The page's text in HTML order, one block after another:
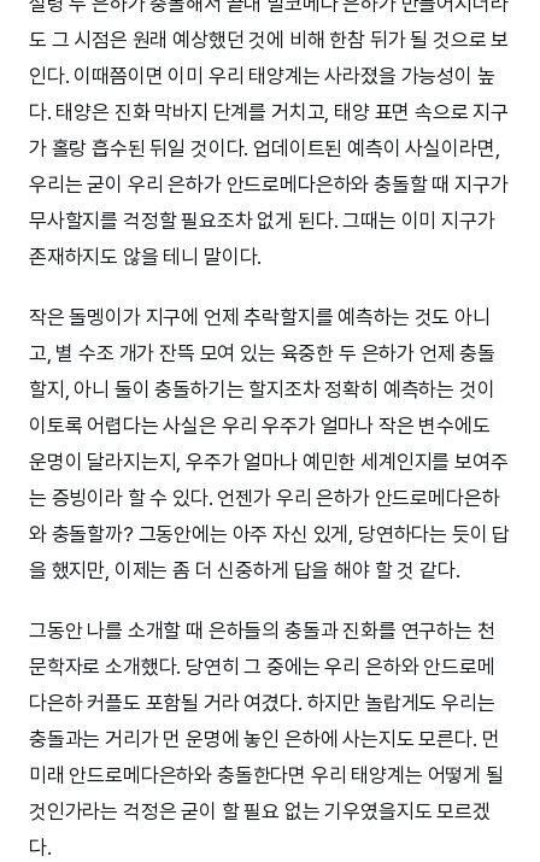
도 그 시점은 원래 예상했던 것에 비해 한참 뒤가 될 것으로 보
인다. 이때쯤이면 이미 우리 태양계는 사라졌을 가능성이 높
다. 태양은 진화 막바지 단계를 거치고, 태양 표면 속으로 지구
가 홀랑 흡수된 뒤일 것이다. 업데이트된 예측이 사실이라면,
우리는 굳이 우리 은하가 안드로메다은하와 충돌할 때 지구가
무사할지를 걱정할 필요조차 없게 된다. 그때는 이미 지구가
존재하지도 않을 테니 말이다.
작은 돌멩이가 지구에 언제 추락할지를 예측하는 것도 아니
고, 별 수조 개가 잔뜩 모여 있는 육중한 두 은하가 언제 충돌
할지, 아니 둘이 충돌하기는 할지조차 정확히 예측하는 것이
이토록 어렵다는 사실은 우리 우주가 얼마나 작은 변수에도
운명이 달라지는지, 우주가 얼마나 예민한 세계인지를 보여주
는 증빙이라 할 수 있다. 언젠가 우리 은하가 안드로메다은하
와 충돌할까? 그동안에는 아주 자신 있게, 당연하다는 듯이 답
을 했지만, 이제는 좀 더 신중하게 답을 해야 할 것 같다.
그동안 나를 소개할 때 은하들의 충돌과 진화를 연구하는 천
문학자로 소개했다. 당연히 그 중에는 우리 은하와 안드로메
다은하 커플도 포함될 거라 여겼다. 하지만 놀랍게도 우리는
충돌과는 거리가 먼 운명에 놓인 은하에 사는지도 모른다. 먼
미래 안드로메다은하와 충돌한다면 우리 태양계는 어떻게 될
것인가라는 걱정은 굳이 할 필요 없는 기우였을지도 모르겠
다.